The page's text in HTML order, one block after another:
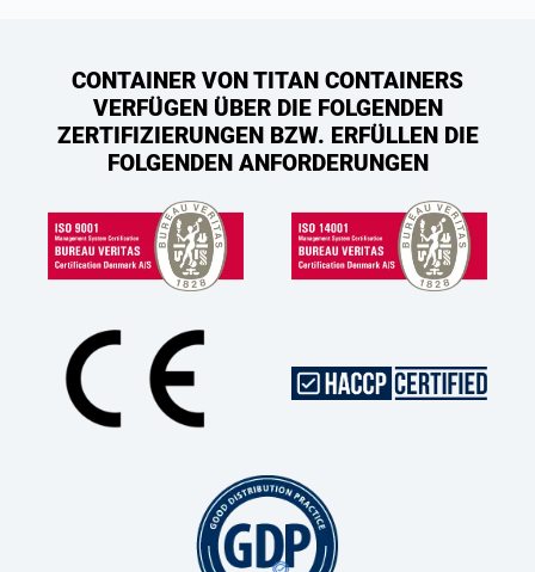
CONTAINER VON TITAN CONTAINERS
VERFÜGEN ÜBER DIE FOLGENDEN
ZERTIFIZIERUNGEN BZW. ERFÜLLEN DIE
FOLGENDEN ANFORDERUNGEN